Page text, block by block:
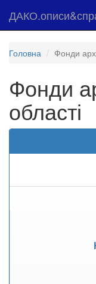
Головна Фонди
Фонди
області